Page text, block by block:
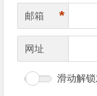
邮箱 *
网址
滑动解